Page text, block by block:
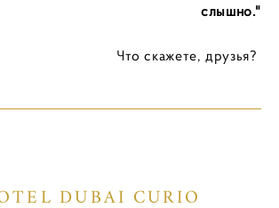
слышно."
Что скажете, друзья?
DUBAI CURIO